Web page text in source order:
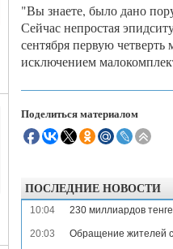
"Вы знаете, было дано
Сейчас непростая
сентября первую
исключением
Поделиться материалом
ПОСЛЕДНИЕ НОВОСТИ
10:04 230 миллиардов
20:03 Обращение жителей